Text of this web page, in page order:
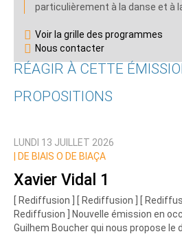
particulièrement à la danse et à
Voir la grille des programmes
Nous contacter
RÉAGIR À CETTE
Nom
Courriel (non publié)
PROPOSITIONS
LUNDI 13 JUILLET 2026
DE BIAIS O DE BIAÇA
Xavier Vidal 1
[ Rediffusion ] [ Rediffusion ] [
Rediffusion ] Nouvelle émission en
Guilhem Boucher qui nous propose le